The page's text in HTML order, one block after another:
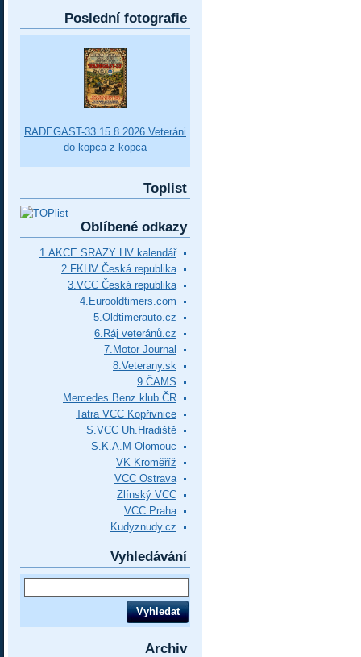
Poslední fotografie
RADEGAST-33 15.8.2026 Veteráni
do kopca z kopca
Toplist
Oblíbené odkazy
1.AKCE SRAZY HV kalendář
2.FKHV Česká republika
3.VCC Česká republika
4.Eurooldtimers.com
5.Oldtimerauto.cz
6.Ráj veteránů.cz
7.Motor Journal
8.Veterany.sk
9.ČAMS
Mercedes Benz klub ČR
Tatra VCC Kopřivnice
S.VCC Uh.Hradiště
S.K.A.M Olomouc
VK Kroměříž
VCC Ostrava
Zlínský VCC
VCC Praha
Kudyznudy.cz
Vyhledávání
Archiv